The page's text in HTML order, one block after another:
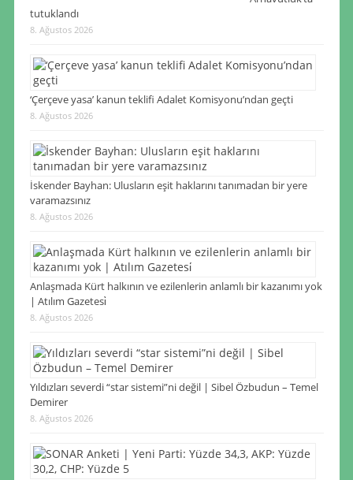
tutuklandı
8. Ağustos 2026
‘Çerçeve yasa’ kanun teklifi Adalet Komisyonu’ndan geçti
8. Ağustos 2026
İskender Bayhan: Ulusların eşit haklarını tanımadan bir yere
varamazsınız
8. Ağustos 2026
Anlaşmada Kürt halkının ve ezilenlerin anlamlı bir kazanımı yok
| Atılım Gazetesi̇
8. Ağustos 2026
Yıldızları severdi “star sistemi”ni değil | Sibel Özbudun – Temel
Demirer
8. Ağustos 2026